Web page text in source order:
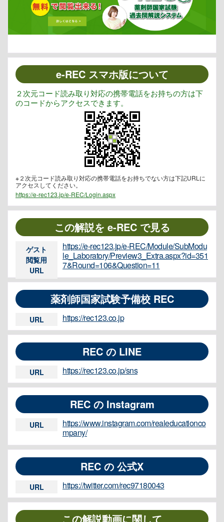
e-REC スマホ版について
２次元コード読み取り対応の携帯電話をお持ちの方は下
のコードからアクセスできます。
※２次元コード読み取り対応の携帯電話をお持ちでない方は下記URLに
アクセスしてください。
https://e-rec123.jp/e-REC/Login.aspx
この解説を e-REC で見る
ゲスト
閲覧用
URL
https://e-rec123.jp/e-REC/Module/SubModu
le_Laboratory/Preview3_Extra.aspx?id=351
7&Round=106&Question=11
薬剤師国家試験予備校 REC
URL https://rec123.co.jp
REC の LINE
URL https://rec123.co.jp/sns
REC の Instagram
URL
https://www.instagram.com/realeducationco
mpany/
REC の 公式X
URL https://twitter.com/rec97180043
この解説動画に関して